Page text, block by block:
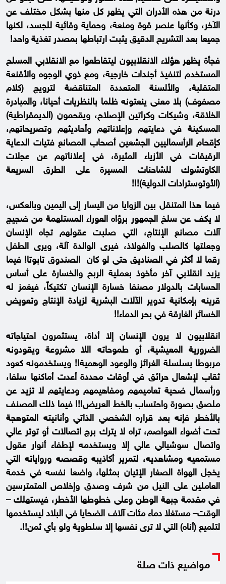
درنة من هذه الأدران التي يظهر كل منها بشكل مختلف عن
الآخر، وكأنها عنصر قوة ومنعة، وحماية وقائية للجسد، لكنها
جميعا بعد التشريح الدقيق يثبت ارتباطها بمصدر تغذية واحد!
فجأة يظهر هؤلاء الانقلابيون ليتقاطعوا مع الانقلابي المسلح
المستخدم لتنفيذ أجندات خارجية، ومع ذوي الوجوه والأقنعة
المتقلبة، والألسنة المتعددة المتناقضة لترويج (كلام
مصفوف) بلا معنى ينعتونه ظلما بالنظريات أحيانا، والمبادرة
الخلاقة، وشيكات وكراتين الإصلاح، ويقحمون (الديمقراطية)
المسكينة في دعايتهم وإعلاناتهم وأحاديثهم وتصريحاتهم،
كإقحام الرأسماليين الجشعين أصحاب المصانع فتيات الدعاية
الرقيقات في الأزياء المثيرة، في إعلاناتهم عن عجلات
الكاوتشوك للشاحنات المسيرة على الطرق السريعة
(الأوتوسترادات الدولية)!!!
فيما هذا المتنقل بين الزوايا من اليسار إلى اليمين وبالعكس،
لا يكف عن سلخ الجمهور برؤاه العوراء المستلهمة من ضجيج
آلات مصانع الإنتاج، التي صلبت عقولهم تجاه الإنسان
وجعلتها كالصلب والفولاذ، فيرى الوالدة آلة، ويرى الطفل
رقما لا أكثر في الصناديق حتى لو كان الصندوق تابوتا! فيما
يزيد انقلابي آخر مأخوذ بعملية الربح والخسارة على أساس
الحسابات بالدولار مصنفا خسارة الإنسان تكتيكاً، فيغمز له
قرينه بإمكانية تدوير الآلات البشرية لزيادة الإنتاج وتعويض
الخسائر الغارقة في بحر الدماء!!
انقلابيون لا يرون الإنسان إلا أداة، يستثمرون احتياجاته
الضرورية المعيشية، أو طموحاته اللا مشروعة ويقودونه
مربوطا بسلسلة الغرائز والوعود الوهمية!! ويستخدمونه كعود
ثقاب لإشعال حرائق في أوقات محددة أعدت أماكنها سلفا،
ورأسمال ضحية تعاميمهم ومفاهيمهم ودعايتهم لا تزيد عن
ملصق بصورة واحتساب بالخط العريض!!! فيما ذلك المصنف
بالأخطر فإنه بعد قراره الشخصي الذاتي وأنانيته المتوهجة
تحت أضواء العواصم، تراه لا يترك برج اتصالات أو توتر عالي
واتصال سوشيالي عالي إلا ويستخدمه لإطفاء أنوار عقول
مستمعيه ومشاهديه، لتمرير أكاذيبه وقصصه ورواياته التي
يخجل الهواة الصغار الإتيان بمثلها، واضعا نفسه في خدمة
العاملين على النيل من شرف وصدق وإخلاص المتمترسين
في مقدمة جبهة الوطن وعلى خطوطها الأخطر، فيستهلك –
الوقت– مستغلا دماء مئات آلاف الضحايا في البلاد ليستخدمها
لتلميع (أناه) التي لا ترى نفسها إلا سلطوية ولو بأي ثمن!!.
مواضيع ذات صلة